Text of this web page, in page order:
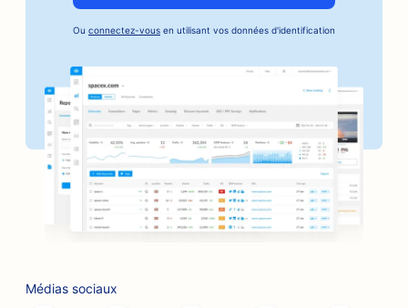
SEO pour les banques
SEO pour les boulangeries
SEO pour les salons de coiffure
SEO pour les barbecues
comblement
Ou connectez-vous en utilisant vos données d'identification
Médias sociaux